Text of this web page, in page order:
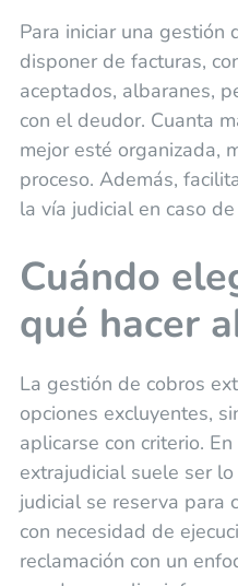
Para iniciar una gestión
disponer de facturas,
aceptados, albaranes,
con el deudor. Cuanta
mejor esté organizada,
proceso. Además,
la vía judicial en caso
Cuándo
qué hacer
La gestión de cobros
opciones excluyentes,
aplicarse con criterio.
extrajudicial suele ser
judicial se reserva para
con necesidad de
reclamación con un